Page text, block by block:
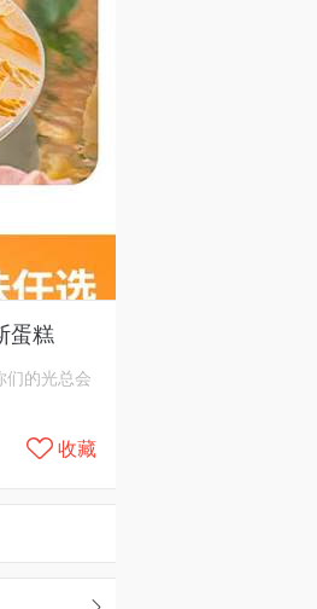
蛋糕
们的光总会
收藏